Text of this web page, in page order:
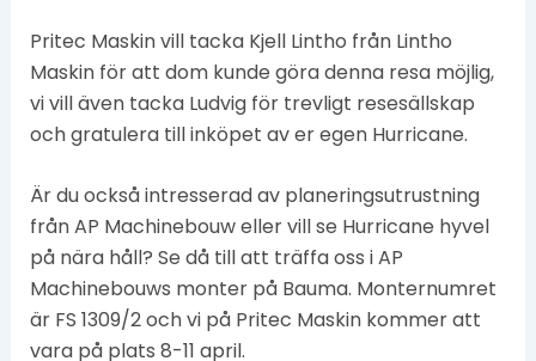
Pritec Maskin vill tacka Kjell Lintho från Lintho
Maskin för att dom kunde göra denna resa möjlig,
vi vill även tacka Ludvig för trevligt resesällskap
och gratulera till inköpet av er egen Hurricane.
Är du också intresserad av planeringsutrustning
från AP Machinebouw eller vill se Hurricane hyvel
på nära håll? Se då till att träffa oss i AP
Machinebouws monter på Bauma. Monternumret
är FS 1309/2 och vi på Pritec Maskin kommer att
vara på plats 8-11 april.